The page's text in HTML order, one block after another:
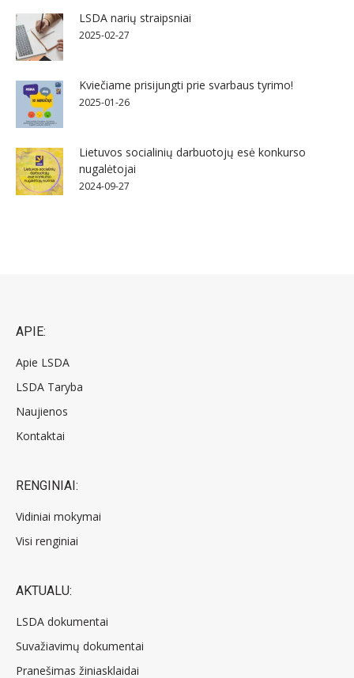
LSDA narių straipsniai
2025-02-27
Kviečiame prisijungti prie svarbaus tyrimo!
2025-01-26
Lietuvos socialinių darbuotojų esė konkurso
nugalėtojai
2024-09-27
APIE:
Apie LSDA
LSDA Taryba
Naujienos
Kontaktai
RENGINIAI:
Vidiniai mokymai
Visi renginiai
AKTUALU:
LSDA dokumentai
Suvažiavimų dokumentai
Pranešimas žiniasklaidai